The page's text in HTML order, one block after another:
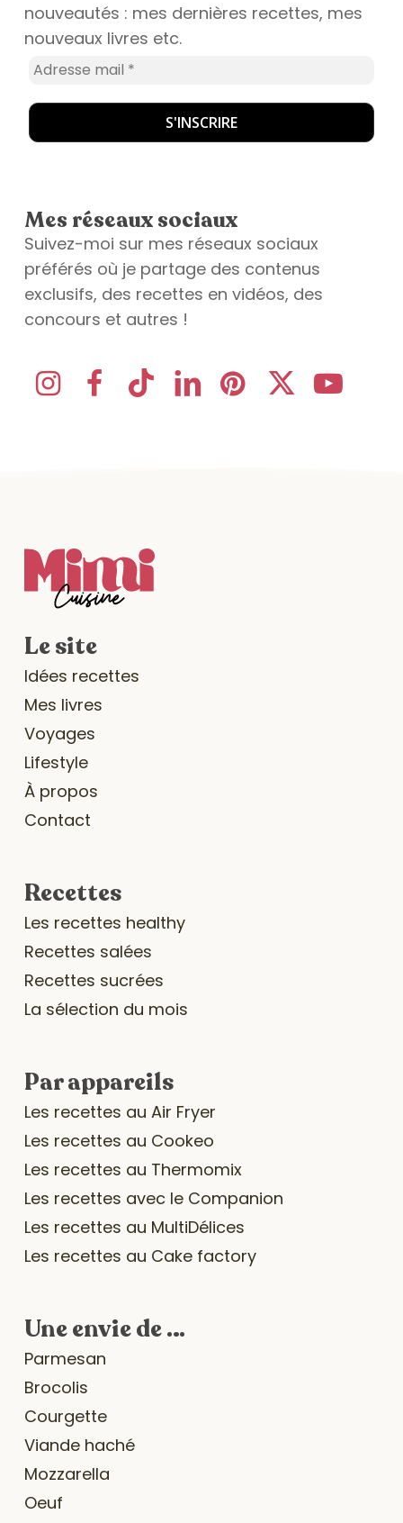
nouveautés : mes dernières recettes, mes
nouveaux livres etc.
Mes réseaux sociaux
Suivez-moi sur mes réseaux sociaux
préférés où je partage des contenus
exclusifs, des recettes en vidéos, des
concours et autres !
Le site
Idées recettes
Mes livres
Voyages
Lifestyle
À propos
Contact
Recettes
Les recettes healthy
Recettes salées
Recettes sucrées
La sélection du mois
Par appareils
Les recettes au Air Fryer
Les recettes au Cookeo
Les recettes au Thermomix
Les recettes avec le Companion
Les recettes au MultiDélices
Les recettes au Cake factory
Une envie de …
Parmesan
Brocolis
Courgette
Viande haché
Mozzarella
Oeuf